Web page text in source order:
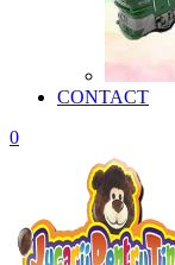
CONTACT
0